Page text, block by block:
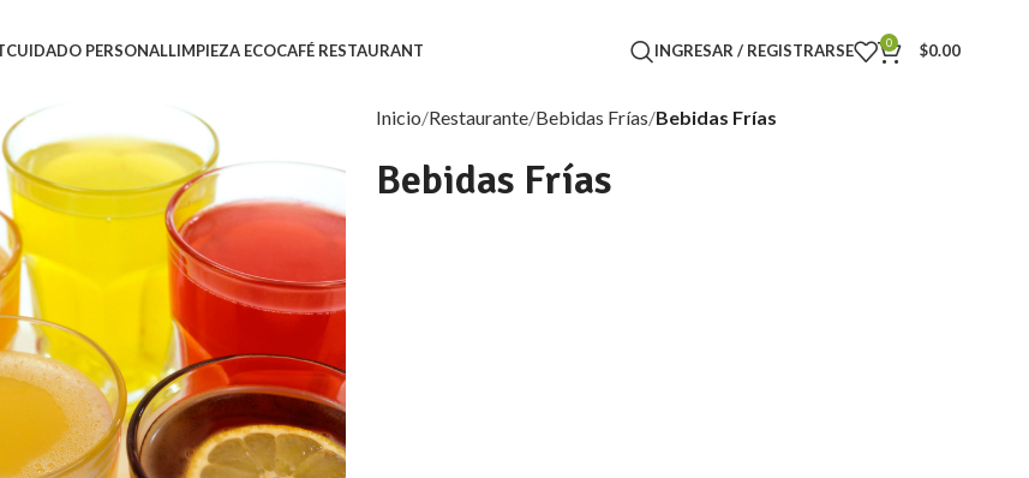
CUIDADO PERSONALLIMPIEZA ECOCAFÉ RESTAURANT INGRESAR / REGISTRARSE 0 $0.00
Inicio Restaurante Bebidas Frías Bebidas Frías
Bebidas Frías